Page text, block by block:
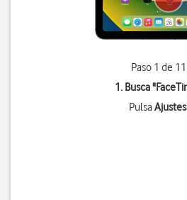
Paso 1 de 11
1. Busca "
PulsaAjustes